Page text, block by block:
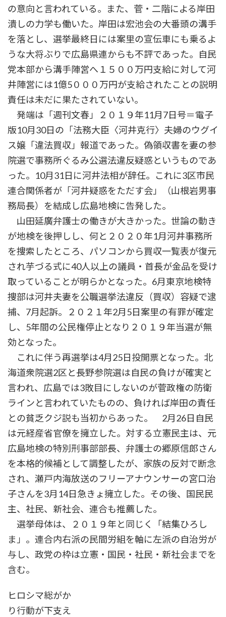
の意向と言われている。また、菅・二階による岸田
潰しの力学も働いた。岸田は宏池会の大番頭の溝手
を落とし、選挙最終日には案里の宣伝車にも乗るよ
うな大将ぶりで広島県連からも不評であった。自民
党本部から溝手陣営へ１５００万円支給に対して河
井陣営には1億5０００万円が支給されたことの説明
責任は未だに果たされていない。
発端は「週刊文春」２０１９年11月7日号＝電子
版10月30日の「法務大臣〈河井克行〉夫婦のウグイ
ス嬢「違法買収」報道であった。偽領収書を妻の参
院選で事務所ぐるみ公選法違反疑惑というものであ
った。10月31日に河井法相が辞任。これに3区市民
連合関係者が「河井疑惑をただす会」（山根岩男事
務局長）を結成し広島地検に告発した。
山田延廣弁護士の働きが大きかった。世論の動き
が地検を後押しし、何と２０２０年1月河井事務所
を捜索したところ、パソコンから買収一覧表が復元
され芋づる式に40人以上の議員・首長が金品を受け
取っていることが明らかとなった。6月東京地検特
捜部は河井夫妻を公職選挙法違反（買収）容疑で逮
捕、7月起訴。２０２１年2月5日案里の有罪が確定
し、5年間の公民権停止となり２０１９年当選が無
効となった。
これに伴う再選挙は4月25日投開票となった。北
海道衆院選2区と長野参院選は自民の負けが確実と
言われ、広島では3敗目にしないのが菅政権の防衛
ラインと言われていたものの、負ければ岸田の責任
との貧乏クジ説も当初からあった。 2月26日自民
は元経産省官僚を擁立した。対する立憲民主は、元
広島地検の特別刑事部部長、弁護士の郷原信郎さん
を本格的候補として調整したが、家族の反対で断念
され、瀬戸内海放送のフリーアナウンサーの宮口治
子さんを3月14日急きょ擁立した。その後、国民民
主、社民、新社会、連合も推薦した。
選挙母体は、２０１９年と同じく「結集ひろし
ま」。連合内右派の民間労組を軸に左派の自治労が
与し、政党の枠は立憲・国民・社民・新社会までを
含む。
ヒロシマ総がか
り行動が下支え